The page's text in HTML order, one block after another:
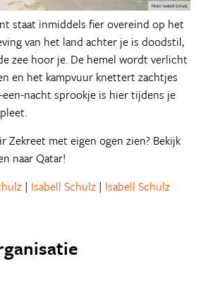
staat inmiddels fier overeind op het
van het land achter je is doodstil,
zee hoor je. De hemel wordt verlicht
en het kampvuur knettert zachtjes
nacht sprookje is hier tijdens je
Zekreet met eigen ogen zien? Bekijk
naar Qatar!
| Isabell Schulz | Isabell Schulz